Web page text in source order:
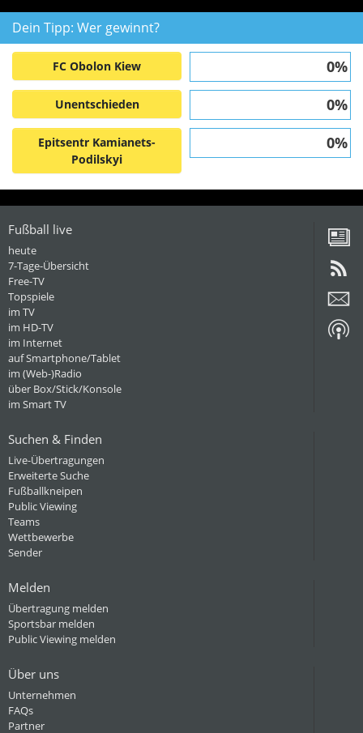
Dein Tipp: Wer gewinnt?
FC Obolon Kiew 0%
Unentschieden 0%
Epitsentr Kamianets-
Podilskyi
0%
Fußball live
heute
7-Tage-Übersicht
Free-TV
Topspiele
im TV
im HD-TV
im Internet
auf Smartphone/Tablet
im (Web-)Radio
über Box/Stick/Konsole
im Smart TV
Suchen & Finden
Live-Übertragungen
Erweiterte Suche
Fußballkneipen
Public Viewing
Teams
Wettbewerbe
Sender
Melden
Übertragung melden
Sportsbar melden
Public Viewing melden
Über uns
Unternehmen
FAQs
Partner